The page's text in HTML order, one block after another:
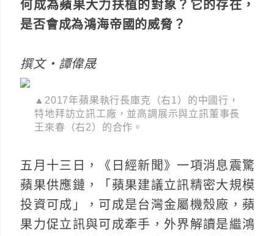
何成為蘋果大力扶植的對象？它的存在，
是否會成為鴻海帝國的威脅？
撰文‧譚偉晟
▲2017年蘋果執行長庫克（右1）的中國行，
特地拜訪立訊工廠，並高調展示與立訊董事長
王來春（右2）的合作。
五月十三日，《日經新聞》一項消息震驚
蘋果供應鏈，「蘋果建議立訊精密大規模
投資可成」，可成是台灣金屬機殼廠，蘋
果力促立訊與可成牽手，外界解讀是繼鴻